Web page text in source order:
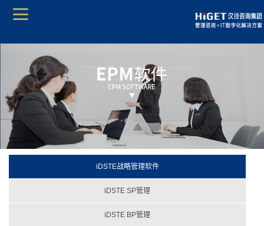
iDSTE战略管理软件
iDSTE SP管理
iDSTE BP管理